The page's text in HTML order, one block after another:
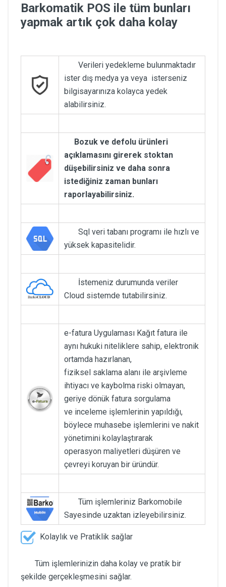
Barkomatik POS ile tüm bunları
yapmak artık çok daha kolay
Verileri yedekleme bulunmaktadır
ister dış medya ya veya isterseniz
bilgisayarınıza kolayca yedek
alabilirsiniz.
Bozuk ve defolu ürünleri
açıklamasını girerek stoktan
düşebilirsiniz ve daha sonra
istediğiniz zaman bunları
raporlayabilirsiniz.
Sql veri tabanı programı ile hızlı ve
yüksek kapasitelidir.
İstemeniz durumunda veriler
Cloud sistemde tutabilirsiniz.
e-fatura Uygulaması Kağıt fatura ile
aynı hukuki niteliklere sahip, elektronik
ortamda hazırlanan,
fiziksel saklama alanı ile arşivleme
ihtiyacı ve kaybolma riski olmayan,
geriye dönük fatura sorgulama
ve inceleme işlemlerinin yapıldığı,
böylece muhasebe işlemlerini ve nakit
yönetimini kolaylaştırarak
operasyon maliyetleri düşüren ve
çevreyi koruyan bir üründür.
Tüm işlemleriniz Barkomobile
Sayesinde uzaktan izleyebilirsiniz.
Kolaylık ve Pratiklik sağlar
Tüm işlemlerinizin daha kolay ve pratik bir
şekilde gerçekleşmesini sağlar.